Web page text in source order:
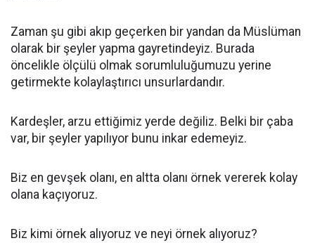
Zaman şu gibi akıp geçerken bir yandan da Müslüman
olarak bir şeyler yapma gayretindeyiz. Burada
öncelikle ölçülü olmak sorumluluğumuzu yerine
getirmekte kolaylaştırıcı unsurlardandır.
Kardeşler, arzu ettiğimiz yerde değiliz. Belki bir çaba
var, bir şeyler yapılıyor bunu inkar edemeyiz.
Biz en gevşek olanı, en altta olanı örnek vererek kolay
olana kaçıyoruz.
Biz kimi örnek alıyoruz ve neyi örnek alıyoruz?